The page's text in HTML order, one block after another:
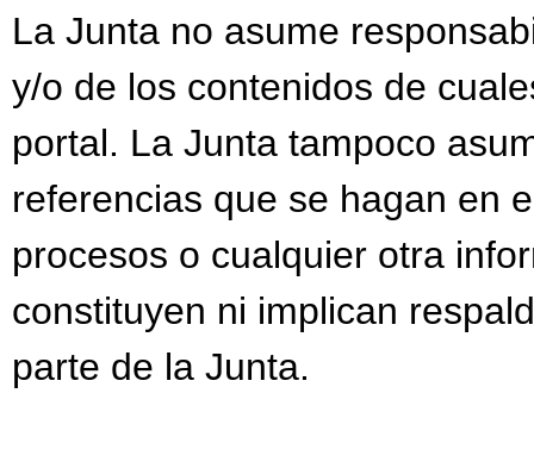
La Junta no asume
y/o de los contenidos de
portal. La Junta tampoco
referencias que se hagan en
procesos o cualquier otra
constituyen ni implican
parte de la Junta.